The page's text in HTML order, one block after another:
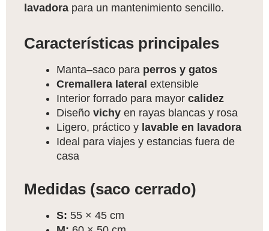
lavadora para un mantenimiento sencillo.
Características principales
Manta–saco para perros y gatos
Cremallera lateral extensible
Interior forrado para mayor calidez
Diseño vichy en rayas blancas y rosa
Ligero, práctico y lavable en lavadora
Ideal para viajes y estancias fuera de
casa
Medidas (saco cerrado)
S: 55 × 45 cm